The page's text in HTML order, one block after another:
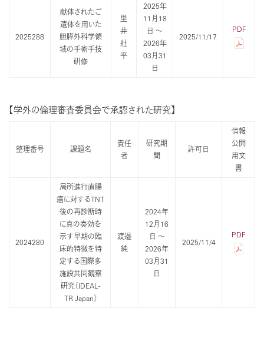
2025288
献体されたご
遺体を用いた
胆膵外科学領
域の手術手技
研修
里
井
壯
平
2025年
11月18
日 ～
2026年
03月31
日
2025/11/17
PDF
【学外の倫理審査委員会で承認された研究】
整理番号 課題名
責任
者
研究期
間
許可日
情報
公開
用文
書
2024280
局所進行直腸
癌に対するTNT
後の再診断時
に真の奏効を
示す早期の臨
床的特徴を特
定する国際多
施設共同観察
研究（IDEAL-
TR Japan）
渡邉
純
2024年
12月16
日 ～
2026年
03月31
日
2025/11/4
PDF